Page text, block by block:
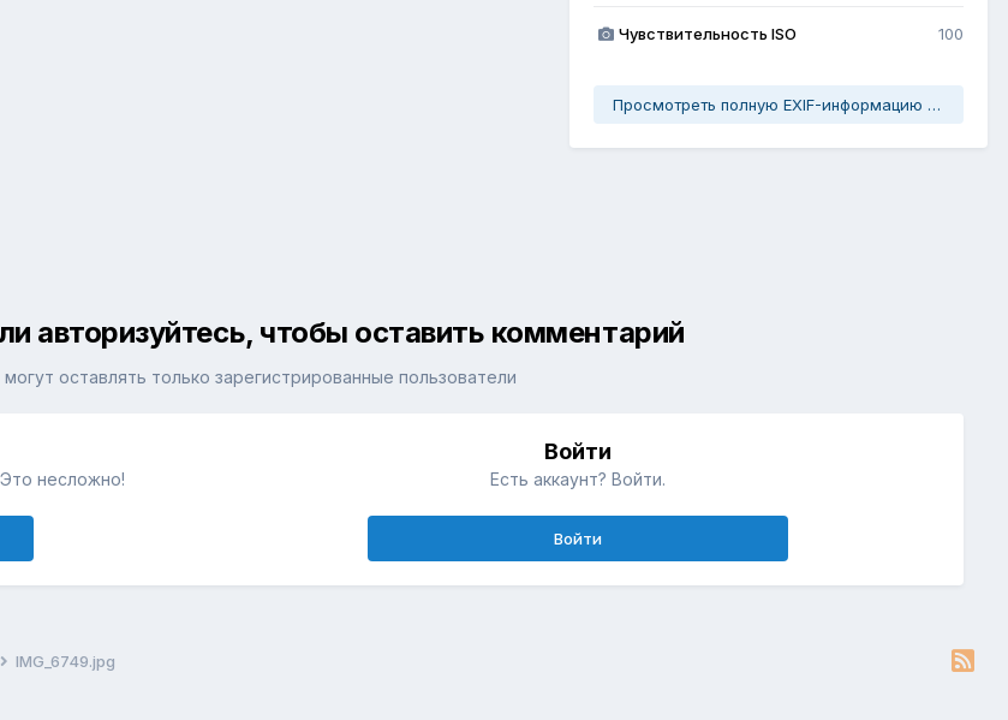
Чувствительность ISO 100
Просмотреть полную EXIF-информацию фото
авторизуйтесь, чтобы оставить комментарий
оставлять только зарегистрированные пользователи
несложно!
Войти
Есть аккаунт? Войти.
Войти
IMG_6749.jpg